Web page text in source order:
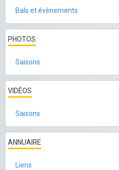
Bals et évènements
PHOTOS
Saisons
VIDÉOS
Saisons
ANNUAIRE
Liens